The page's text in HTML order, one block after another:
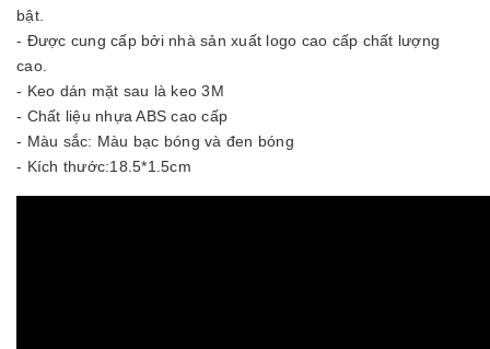
bật.
- Được cung cấp bởi nhà sản xuất logo cao cấp chất lượng
cao.
- Keo dán mặt sau là keo 3M
- Chất liệu nhựa ABS cao cấp
- Màu sắc: Màu bạc bóng và đen bóng
- Kích thước:18.5*1.5cm